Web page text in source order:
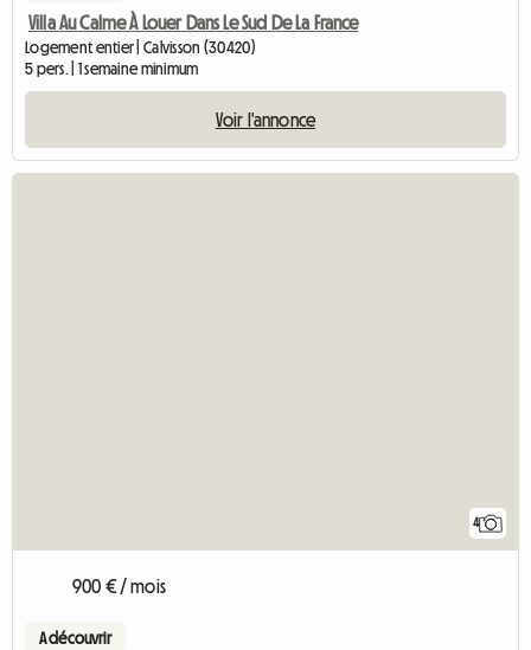
Villa Au Calme À Louer Dans Le Sud De La France
Logement entier | Calvisson (30420)
5 pers. | 1 semaine minimum
Voir l'annonce
4
900 € / mois
A découvrir